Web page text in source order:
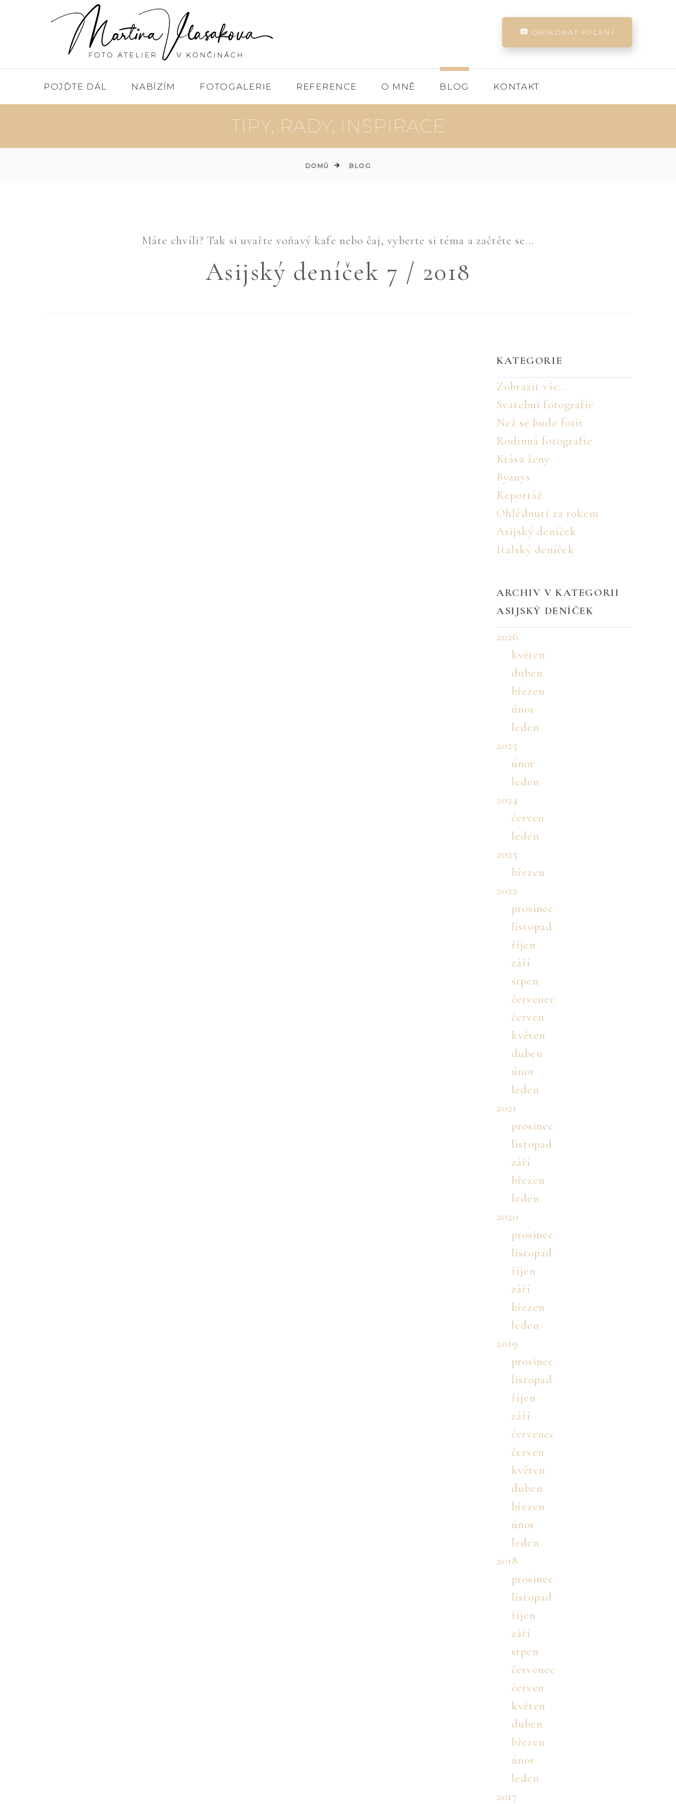
OBJEDNAT FOCENÍ
POJĎTE DÁL NABÍZÍM FOTOGALERIE REFERENCE O MNĚ BLOG KONTAKT
TIPY, RADY, INSPIRACE
DOMŮ BLOG
Máte chvíli? Tak si uvařte voňavý kafe nebo čaj, vyberte si téma a začtěte se...
Asijský deníček 7 / 2018
KATEGORIE
Zobrazit vše...
Svatební fotografie
Než se bude fotit
Rodinná fotografie
Krása ženy
Byznys
Reportáž
Ohlédnutí za rokem
Asijský deníček
Italský deníček
ARCHIV V KATEGORII
ASIJSKÝ DENÍČEK
2026
květen
duben
březen
únor
leden
2025
únor
leden
2024
červen
leden
2023
březen
2022
prosinec
listopad
říjen
září
srpen
červenec
červen
květen
duben
únor
leden
2021
prosinec
listopad
září
březen
leden
2020
prosinec
listopad
říjen
září
březen
leden
2019
prosinec
listopad
říjen
září
červenec
červen
květen
duben
březen
únor
leden
2018
prosinec
listopad
říjen
září
srpen
červenec
červen
květen
duben
březen
únor
leden
2017